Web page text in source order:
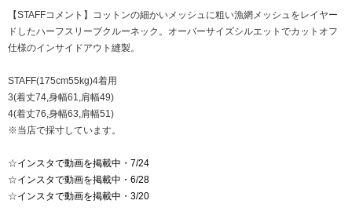
【STAFFコメント】コットンの細かいメッシュに粗い漁網メッシュをレイヤー
ドしたハーフスリーブクルーネック。オーバーサイズシルエットでカットオフ
仕様のインサイドアウト縫製。
STAFF(175cm55kg)4着用
3(着丈74,身幅61,肩幅49)
4(着丈76,身幅63,肩幅51)
※当店で採寸しています。
☆インスタで動画を掲載中・7/24
☆インスタで動画を掲載中・6/28
☆インスタで動画を掲載中・3/20